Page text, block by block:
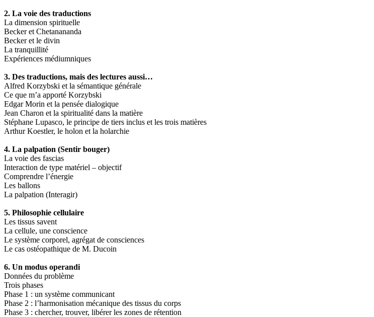
2. La voie des traductions
La dimension spirituelle
Becker et Chetanananda
Becker et le divin
La tranquillité
Expériences médiumniques
3. Des traductions, mais des lectures aussi…
Alfred Korzybski et la sémantique générale
Ce que m’a apporté Korzybski
Edgar Morin et la pensée dialogique
Jean Charon et la spiritualité dans la matière
Stéphane Lupasco, le principe de tiers inclus et les trois matières
Arthur Koestler, le holon et la holarchie
4. La palpation (Sentir bouger)
La voie des fascias
Interaction de type matériel – objectif
Comprendre l’énergie
Les ballons
La palpation (Interagir)
5. Philosophie cellulaire
Les tissus savent
La cellule, une conscience
Le système corporel, agrégat de consciences
Le cas ostéopathique de M. Ducoin
6. Un modus operandi
Données du problème
Trois phases
Phase 1 : un système communicant
Phase 2 : l’harmonisation mécanique des tissus du corps
Phase 3 : chercher, trouver, libérer les zones de rétention